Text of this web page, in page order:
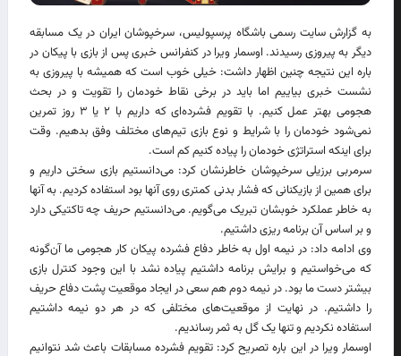
به گزارش سایت رسمی باشگاه پرسپولیس، سرخپوشان ایران در یک مسابقه
دیگر به پیروزی رسیدند. اوسمار ویرا در کنفرانس خبری پس از بازی با پیکان در
باره این نتیجه چنین اظهار داشت: خیلی خوب است که همیشه با پیروزی به
نشست خبری بیاییم اما باید در برخی نقاط خودمان را تقویت و در بحث
هجومی بهتر عمل کنیم. با تقویم فشرده‌ای که داریم با ۲ یا ۳ روز تمرین
نمی‌شود خودمان را با شرایط و نوع بازی تیم‌های مختلف وفق بدهیم. وقت
برای اینکه استراتژی خودمان را پیاده کنیم کم است.
سرمربی برزیلی سرخپوشان خاطرنشان کرد: می‌دانستیم بازی سختی داریم و
برای همین از بازیکنانی که فشار بدنی کمتری روی آنها بود استفاده کردیم. به آنها
به خاطر عملکرد خوبشان تبریک می‌گویم. می‌دانستیم حریف چه تاکتیکی دارد
و بر اساس آن برنامه ریزی داشتیم.
وی ادامه داد: در نیمه اول به خاطر دفاع فشرده پیکان کار هجومی ما آن‌گونه
که می‌خواستیم و برایش برنامه داشتیم پیاده نشد با این وجود کنترل بازی
بیشتر دست ما بود. در نیمه دوم هم سعی در ایجاد موقعیت پشت دفاع حریف
را داشتیم. در نهایت از موقعیت‌های مختلفی که در هر دو نیمه داشتیم
استفاده نکردیم و تنها یک گل به ثمر رساندیم.
اوسمار ویرا در این باره تصریح کرد: تقویم فشرده مسابقات باعث شد نتوانیم